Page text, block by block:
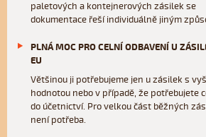
paletových a kontejnerových zásilek se
dokumentace řeší individuálně jiným
PLNÁ MOC PRO CELNÍ ODBAVENÍ U
EU
Většinou ji potřebujeme jen u zásilek s
hodnotou nebo v případě, že potřebujete
do účetnictví. Pro velkou část běžných
není potřeba.